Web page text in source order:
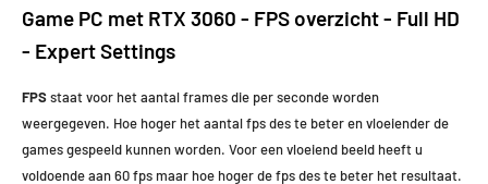
Game PC met RTX 3060 - FPS overzicht - Full HD
- Expert Settings
FPSstaat voor het aantal frames die per seconde worden
weergegeven. Hoe hoger het aantal fps des te beter en vloeiender de
games gespeeld kunnen worden. Voor een vloeiend beeld heeft u
voldoende aan 60 fps maar hoe hoger de fps des te beter het resultaat.